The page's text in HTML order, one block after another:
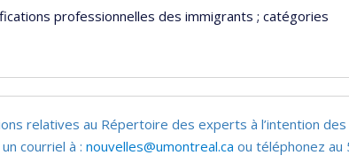
professionnelles des immigrants ; catégories
relatives au Répertoire des experts à l’intention
un courriel à : nouvelles@umontreal.ca ou téléphonez